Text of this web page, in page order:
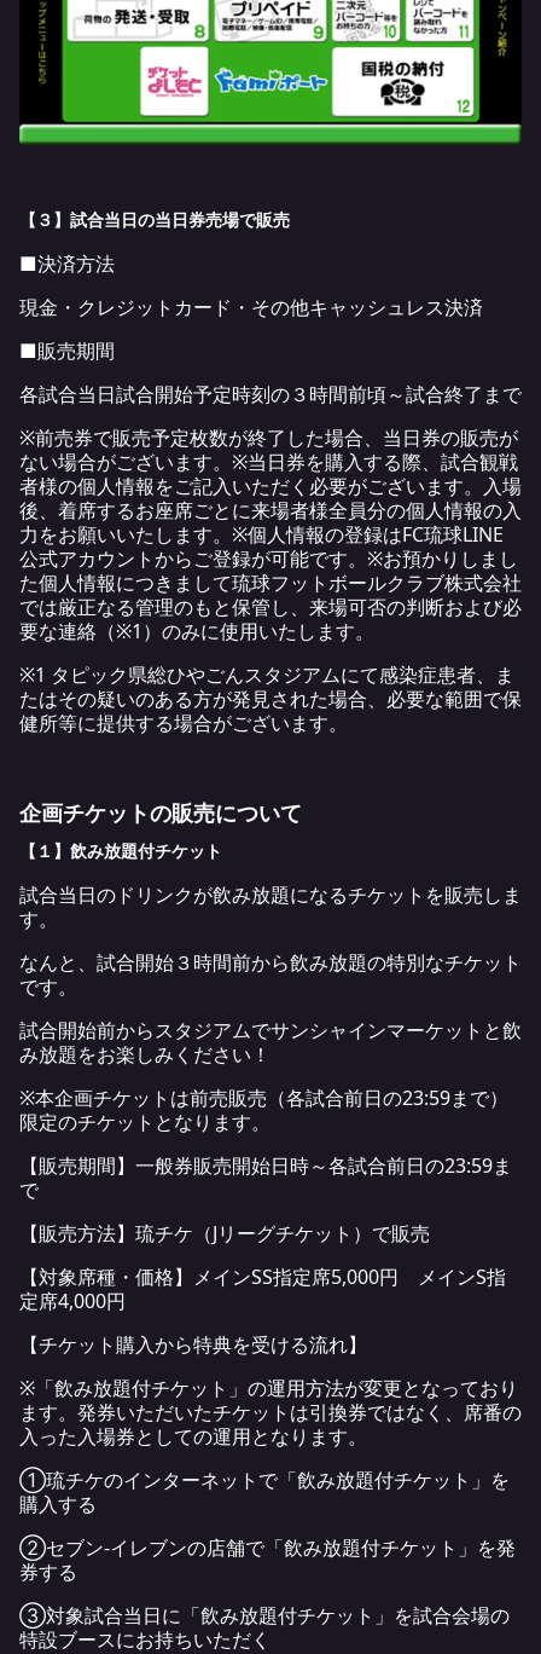
【３】試合当日の当日券売場で販売
■決済方法
現金・クレジットカード・その他キャッシュレス決済
■販売期間
各試合当日試合開始予定時刻の３時間前頃～試合終了まで
※前売券で販売予定枚数が終了した場合、当日券の販売が
ない場合がございます。※当日券を購入する際、試合観戦
者様の個人情報をご記入いただく必要がございます。入場
後、着席するお座席ごとに来場者様全員分の個人情報の入
力をお願いいたします。※個人情報の登録はFC琉球LINE
公式アカウントからご登録が可能です。※お預かりしまし
た個人情報につきまして琉球フットボールクラブ株式会社
では厳正なる管理のもと保管し、来場可否の判断および必
要な連絡（※1）のみに使用いたします。
※1 タピック県総ひやごんスタジアムにて感染症患者、ま
たはその疑いのある方が発見された場合、必要な範囲で保
健所等に提供する場合がございます。
企画チケットの販売について
【１】飲み放題付チケット
試合当日のドリンクが飲み放題になるチケットを販売しま
す。
なんと、試合開始３時間前から飲み放題の特別なチケット
です。
試合開始前からスタジアムでサンシャインマーケットと飲
み放題をお楽しみください！
※本企画チケットは前売販売（各試合前日の23:59まで）
限定のチケットとなります。
【販売期間】一般券販売開始日時～各試合前日の23:59ま
で
【販売方法】琉チケ（Jリーグチケット）で販売
【対象席種・価格】メインSS指定席5,000円 メインS指
定席4,000円
【チケット購入から特典を受ける流れ】
※「飲み放題付チケット」の運用方法が変更となっており
ます。発券いただいたチケットは引換券ではなく、席番の
入った入場券としての運用となります。
①琉チケのインターネットで「飲み放題付チケット」を
購入する
②セブン‐イレブンの店舗で「飲み放題付チケット」を発
券する
③対象試合当日に「飲み放題付チケット」を試合会場の
特設ブースにお持ちいただく